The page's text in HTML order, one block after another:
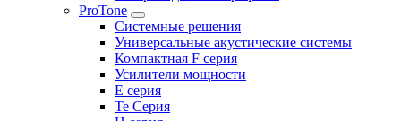
ProTone
Системные решения
Универсальные акустические системы
Компактная F серия
Усилители мощности
E серия
Te Серия